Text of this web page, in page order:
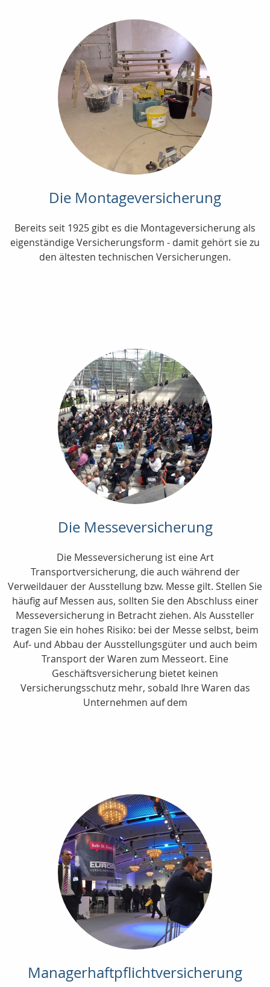
Die Montageversicherung
Bereits seit 1925 gibt es die Montageversicherung als
eigenständige Versicherungsform - damit gehört sie zu
den ältesten technischen Versicherungen.
Die Messeversicherung
Die Messeversicherung ist eine Art
Transportversicherung, die auch während der
Verweildauer der Ausstellung bzw. Messe gilt. Stellen Sie
häufig auf Messen aus, sollten Sie den Abschluss einer
Messeversicherung in Betracht ziehen. Als Aussteller
tragen Sie ein hohes Risiko: bei der Messe selbst, beim
Auf- und Abbau der Ausstellungsgüter und auch beim
Transport der Waren zum Messeort. Eine
Geschäftsversicherung bietet keinen
Versicherungsschutz mehr, sobald Ihre Waren das
Unternehmen auf dem
Managerhaftpflichtversicherung